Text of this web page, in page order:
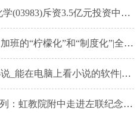
资3.5亿元投资中海信托设立的信托计划
的“柠檬化”和“制度化”|全球报道
在电脑上看小说的软件|全球热文
院附中走进左联纪念馆诵读红色经典